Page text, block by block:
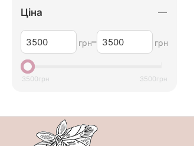
Ціна
грн– грн
3500грн 3500грн